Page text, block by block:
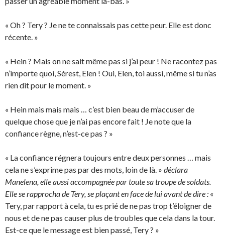
« Oh ? Tery ? Je ne te connaissais pas cette peur. Elle est donc
récente. »
« Hein ? Mais on ne sait même pas si j’ai peur ! Ne racontez pas
n’importe quoi, Sérest, Elen ! Oui, Elen, toi aussi, même si tu n’as
rien dit pour le moment. »
« Hein mais mais mais … c’est bien beau de m’accuser de
quelque chose que je n’ai pas encore fait ! Je note que la
confiance règne, n’est-ce pas ? »
« La confiance régnera toujours entre deux personnes … mais
cela ne s’exprime pas par des mots, loin de là. » déclara
Manelena, elle aussi accompagnée par toute sa troupe de soldats.
Elle se rapprocha de Tery, se plaçant en face de lui avant de dire : «
Tery, par rapport à cela, tu es prié de ne pas trop t’éloigner de
nous et de ne pas causer plus de troubles que cela dans la tour.
Est-ce que le message est bien passé, Tery ? »